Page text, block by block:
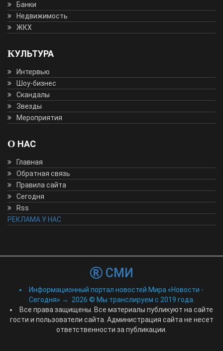
Банки
Недвижимость
ЖКХ
КУЛЬТУРА
Интервью
Шоу-бизнес
Скандалы
Звезды
Мероприятия
О НАС
Главная
Обратная связь
Правила сайта
Сегодня
Rss
РЕКЛАМА У НАС
СМИ
Информационный портал новостей Мира «Новости -
Сегодня» → 2026 © Мы транслируем с 2019 года.
Все права защищены. Все материалы публикуют на сайте
гости и пользователи сайта. Администрация сайта не несет
ответственности за публикации.